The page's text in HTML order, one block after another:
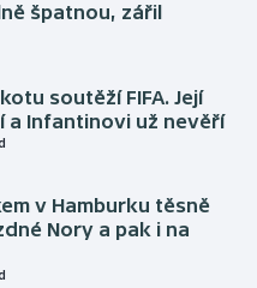
špatnou, zářil
soutěží FIFA. Její
a Infantinovi už nevěří
v Hamburku těsně
Nory a pak i na